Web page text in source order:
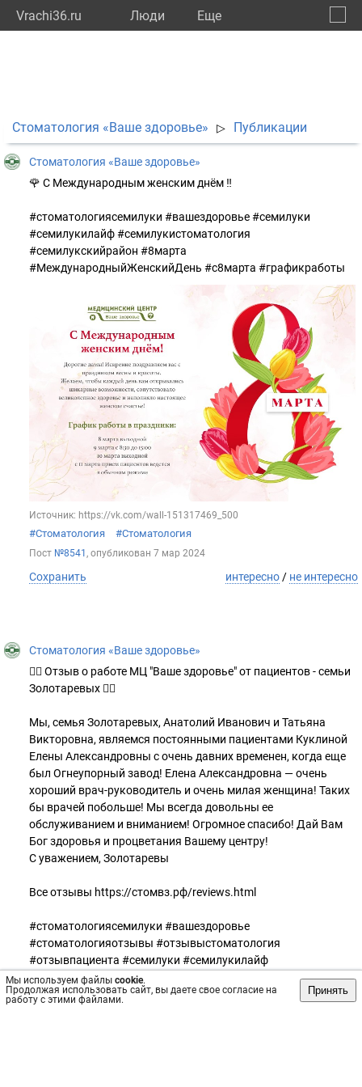
Vrachi36.ru Люди Eще
Мы используем файлы cookie.
Продолжая использовать сайт, вы даете свое согласие на
работу с этими файлами.
Принять
Стоматология «Ваше здоровье» ▷ Публикации
Стоматология «Ваше здоровье»
🌹 С Международным женским днём ‼
#стоматологиясемилуки #вашездоровье #семилуки
#семилукилайф #семилукистоматология
#семилукскийрайон #8марта
#МеждународныйЖенскийДень #c8марта #графикработы
Источник: https://vk.com/wall-151317469_500
#Стоматология #Стоматология
Пост №8541 , опубликован 7 мар 2024
Сохранить интересно / не интересно
Стоматология «Ваше здоровье»
👍🏻 Отзыв о работе МЦ "Ваше здоровье" от пациентов - семьи
Золотаревых 👇🏻
Мы, семья Золотаревых, Анатолий Иванович и Татьяна
Викторовна, являемся постоянными пациентами Куклиной
Елены Александровны с очень давних временен, когда еще
был Огнеупорный завод! Елена Александровна — очень
хороший врач-руководитель и очень милая женщина! Таких
бы врачей побольше! Мы всегда довольны ее
обслуживанием и вниманием! Огромное спасибо! Дай Вам
Бог здоровья и процветания Вашему центру!
С уважением, Золотаревы
Все отзывы https://стомвз.рф/reviews.html
#стоматологиясемилуки #вашездоровье
#стоматологияотзывы #отзывыстоматология
#отзывпациента #семилуки #семилукилайф
#семилукистоматология #семилукскийрайон #лечениезубов